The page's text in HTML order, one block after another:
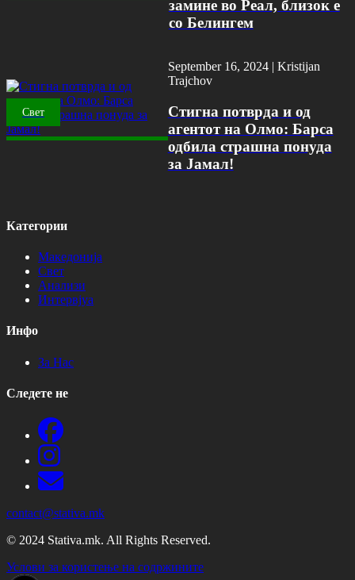
замине во Реал, близок е
со Белингем
Свет
September 16, 2024 | Kristijan
Trajchov
Стигна потврда и од
агентот на Олмо: Барса
одбила страшна понуда
за Јамал!
Категории
Македонија
Свет
Анализи
Интервјуа
Инфо
За Нас
Следете не
contact@stativa.mk
© 2024 Stativa.mk. All Rights Reserved.
Услови за користење на содржините